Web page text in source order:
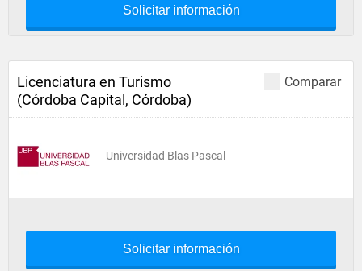
Solicitar información
Comparar
Licenciatura en Turismo
(Córdoba Capital, Córdoba)
Universidad Blas Pascal
Solicitar información